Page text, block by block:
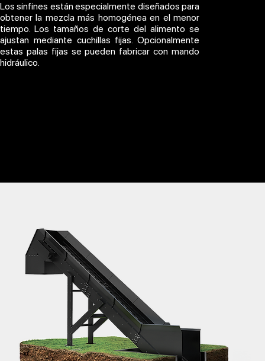
Los sinfines están especialmente diseñados para
obtener la mezcla más homogénea en el menor
tiempo. Los tamaños de corte del alimento se
ajustan mediante cuchillas fijas. Opcionalmente
estas palas fijas se pueden fabricar con mando
hidráulico.